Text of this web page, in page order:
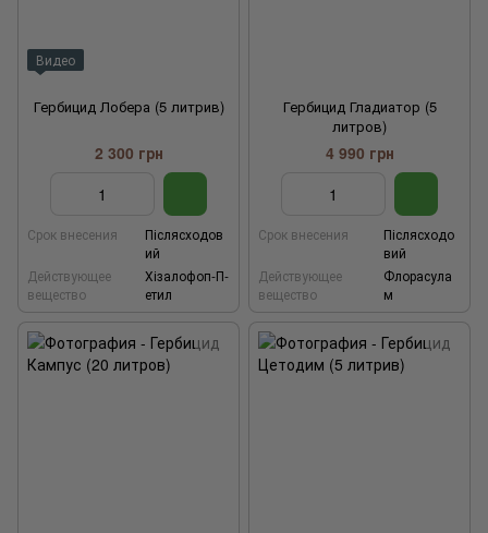
Видео
Гербицид Лобера (5 литрив)
2 300 грн
Срок внесения
Післясходов
ий
Действующее
вещество
Хізалофоп-П-
етил
Гербицид Гладиатор (5
литров)
4 990 грн
Срок внесения
Післясходо
вий
Действующее
вещество
Флорасула
м